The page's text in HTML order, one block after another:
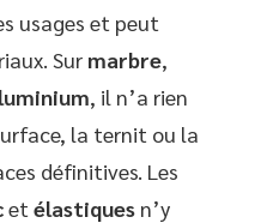
usages et peut
Sur marbre,
, il n’a rien
la ternit ou la
définitives. Les
et élastiques n’y